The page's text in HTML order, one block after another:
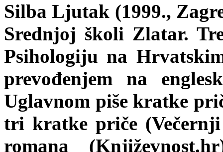
Silba Ljutak (1999.,
Srednjoj školi Zlatar.
Psihologiju na
prevođenjem na
Uglavnom piše kratke
tri kratke priče
romana